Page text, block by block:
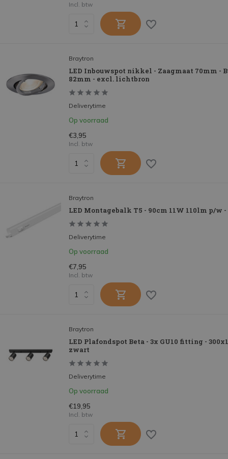
Incl. btw
Braytron
LED Inbouwspot nikkel - Zaagmaat 70mm -
82mm - excl. lichtbron
Deliverytime
Op voorraad
€3,95
Incl. btw
Braytron
LED Montagebalk T5 - 90cm 11W 110lm p/w -
Deliverytime
Op voorraad
€7,95
Incl. btw
Braytron
LED Plafondspot Beta - 3x GU10 fitting -
zwart
Deliverytime
Op voorraad
€19,95
Incl. btw